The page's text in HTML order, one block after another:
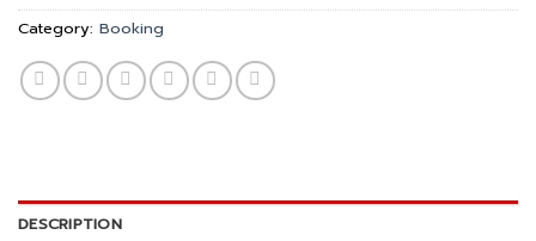
Category: Booking
DESCRIPTION